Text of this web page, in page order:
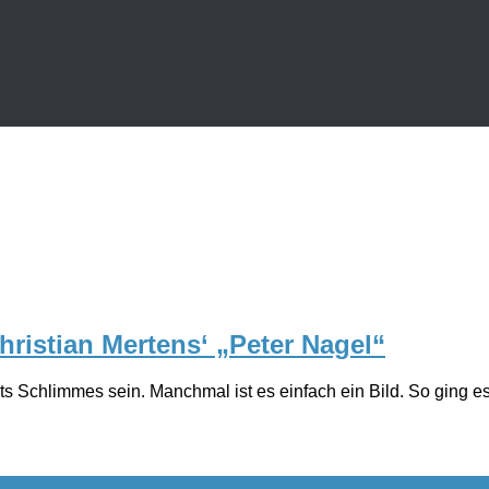
Mertens‘ „Peter Nagel“
Schlimmes sein. Manchmal ist es einfach ein Bild. So ging